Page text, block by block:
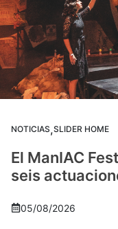
NOTICIAS,SLIDER HOME
El ManIAC
seis
05/08/2026